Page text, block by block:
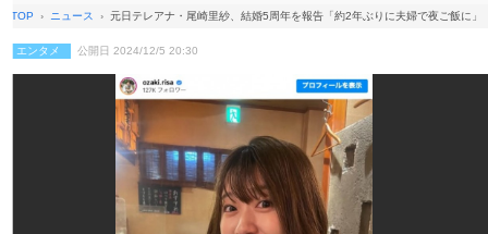
TOP ニュース 元日テレアナ・尾崎里紗、結婚5周年を報告「約2年ぶりに夫婦で夜ご飯に」
エンタメ 公開日 2024/12/5 20:30